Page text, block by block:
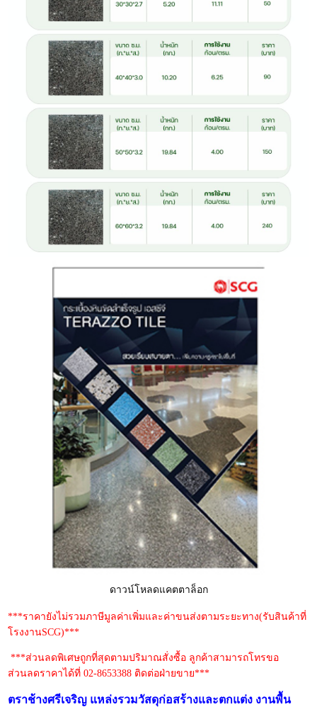
ดาวน์โหลดแคตตาล็อก
***ราคายังไม่รวมภาษีมูลค่าเพิ่มและค่าขนส่งตามระยะทาง(รับสินค้าที่
โรงงานSCG)***
***ส่วนลดพิเศษถูกที่สุดตามปริมาณสั่งซื้อ ลูกค้าสามารถโทรขอ
ส่วนลดราคาได้ที่ 02-8653388 ติดต่อฝ่ายขาย***
ตราช้างศรีเจริญ แหล่งรวมวัสดุก่อสร้างและตกแต่ง งานพื้น